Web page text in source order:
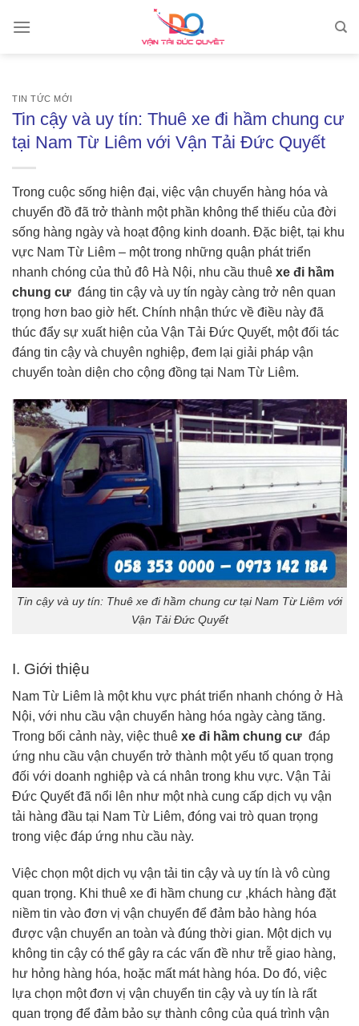
TIN TỨC MỚI
Tin cậy và uy tín: Thuê xe đi hầm chung cư
tại Nam Từ Liêm với Vận Tải Đức Quyết
Trong cuộc sống hiện đại, việc vận chuyển hàng hóa và
chuyển đồ đã trở thành một phần không thể thiếu của đời
sống hàng ngày và hoạt động kinh doanh. Đặc biệt, tại khu
vực Nam Từ Liêm – một trong những quận phát triển
nhanh chóng của thủ đô Hà Nội, nhu cầu thuê xe đi hầm
chung cư đáng tin cậy và uy tín ngày càng trở nên quan
trọng hơn bao giờ hết. Chính nhận thức về điều này đã
thúc đẩy sự xuất hiện của Vận Tải Đức Quyết, một đối tác
đáng tin cậy và chuyên nghiệp, đem lại giải pháp vận
chuyển toàn diện cho cộng đồng tại Nam Từ Liêm.
Tin cậy và uy tín: Thuê xe đi hầm chung cư tại Nam Từ Liêm với
Vận Tải Đức Quyết
I. Giới thiệu
Nam Từ Liêm là một khu vực phát triển nhanh chóng ở Hà
Nội, với nhu cầu vận chuyển hàng hóa ngày càng tăng.
Trong bối cảnh này, việc thuê xe đi hầm chung cư đáp
ứng nhu cầu vận chuyển trở thành một yếu tố quan trọng
đối với doanh nghiệp và cá nhân trong khu vực. Vận Tải
Đức Quyết đã nổi lên như một nhà cung cấp dịch vụ vận
tải hàng đầu tại Nam Từ Liêm, đóng vai trò quan trọng
trong việc đáp ứng nhu cầu này.
Việc chọn một dịch vụ vận tải tin cậy và uy tín là vô cùng
quan trọng. Khi thuê xe đi hầm chung cư ,khách hàng đặt
niềm tin vào đơn vị vận chuyển để đảm bảo hàng hóa
được vận chuyển an toàn và đúng thời gian. Một dịch vụ
không tin cậy có thể gây ra các vấn đề như trễ giao hàng,
hư hỏng hàng hóa, hoặc mất mát hàng hóa. Do đó, việc
lựa chọn một đơn vị vận chuyển tin cậy và uy tín là rất
quan trọng để đảm bảo sự thành công của quá trình vận